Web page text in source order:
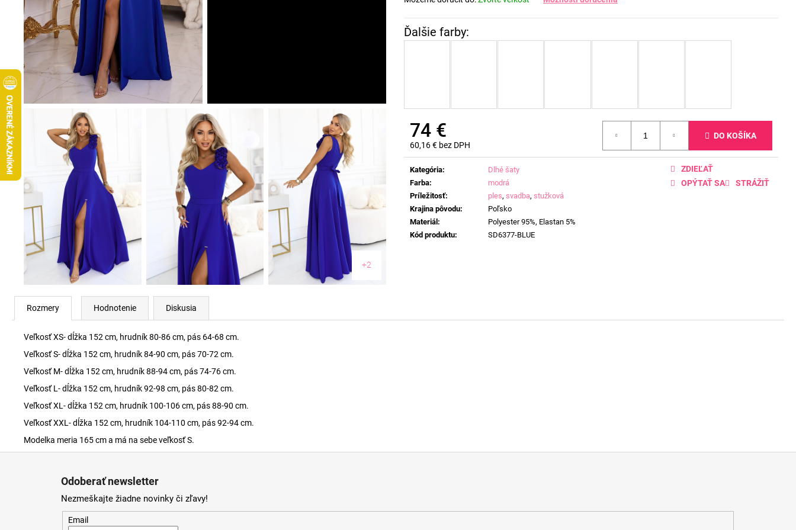
74 €
60,16 € bez DPH
Jednotková
cena:
DO KOŠÍKA
Kategória:
Dlhé šaty
Farba:
modrá
Príležitosť: ples, svadba, stužková
Krajina pôvodu:
Poľsko
Materiál:
Polyester 95%, Elastan 5%
Kód produktu: SD6377-BLUE
OPÝTAŤ SA STRÁŽIŤ
ZDIEĽAŤ
+2
Rozmery Hodnotenie Diskusia
Veľkosť XS- dĺžka 152 cm, hrudník 80-86 cm, pás 64-68 cm.
Veľkosť S- dĺžka 152 cm, hrudník 84-90 cm, pás 70-72 cm.
Veľkosť M- dĺžka 152 cm, hrudník 88-94 cm, pás 74-76 cm.
Veľkosť L- dĺžka 152 cm, hrudník 92-98 cm, pás 80-82 cm.
Veľkosť XL- dĺžka 152 cm, hrudník 100-106 cm, pás 88-90 cm.
Veľkosť XXL- dĺžka 152 cm, hrudník 104-110 cm, pás 92-94 cm.
Modelka meria 165 cm a má na sebe veľkosť S.
Odoberať newsletter
Nezmeškajte žiadne novinky či zľavy!
Email